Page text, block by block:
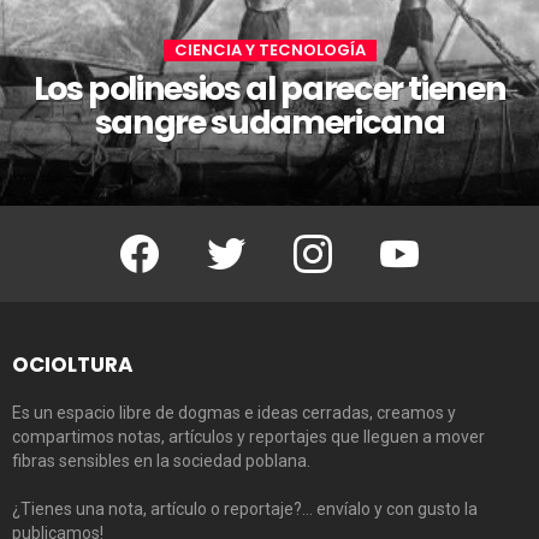
CIENCIA Y TECNOLOGÍA
Los polinesios al parecer tienen
sangre sudamericana
Facebook Twitter Instagram Youtube
OCIOLTURA
Es un espacio libre de dogmas e ideas cerradas, creamos y
compartimos notas, artículos y reportajes que lleguen a mover
fibras sensibles en la sociedad poblana.
¿Tienes una nota, artículo o reportaje?… envíalo y con gusto la
publicamos!